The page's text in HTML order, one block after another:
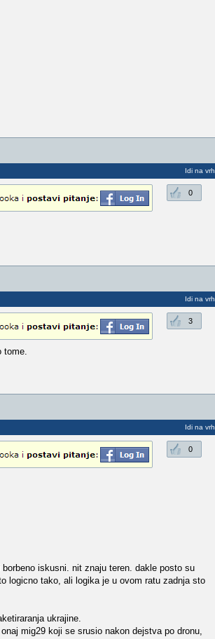
Idi na vrh
0
Idi na vrh
3
tome.
Idi na vrh
0
iskusni. nit znaju teren. dakle posto su
logicno tako, ali logika je u ovom ratu zadnja sto
ukrajine.
mig29 koji se srusio nakon dejstva po dronu,